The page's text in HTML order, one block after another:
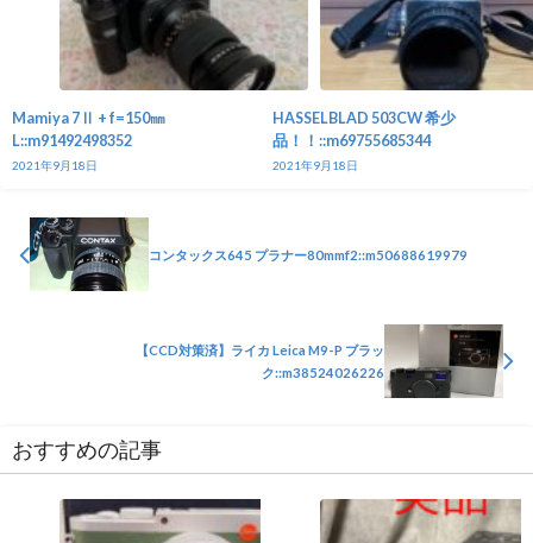
Mamiya 7Ⅱ + f=150㎜
L::m91492498352
2021年9月18日
HASSELBLAD 503CW 希少
品！！::m69755685344
2021年9月18日
コンタックス645 プラナー80mmf2::m50688619979
【CCD対策済】ライカ Leica M9-P ブラッ
ク::m38524026226
おすすめの記事